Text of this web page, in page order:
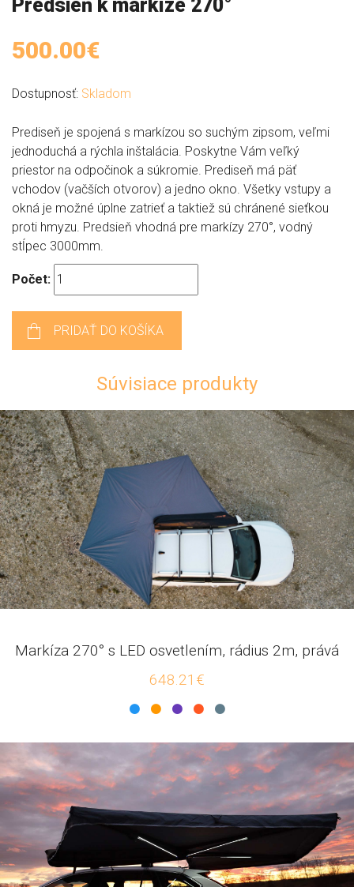
Predsieň k markíze 270°
500.00€
Dostupnosť: Skladom
Prediseň je spojená s markízou so suchým zipsom, veľmi
jednoduchá a rýchla inštalácia. Poskytne Vám veľký
priestor na odpočinok a súkromie. Prediseň má päť
vchodov (vačších otvorov) a jedno okno. Všetky vstupy a
okná je možné úplne zatrieť a taktiež sú chránené sieťkou
proti hmyzu. Predsieň vhodná pre markízy 270°, vodný
stĺpec 3000mm.
Počet:
PRIDAŤ DO KOŠÍKA
Súvisiace produkty
Markíza 270° s LED osvetlením, rádius 2m, prává
648.21€